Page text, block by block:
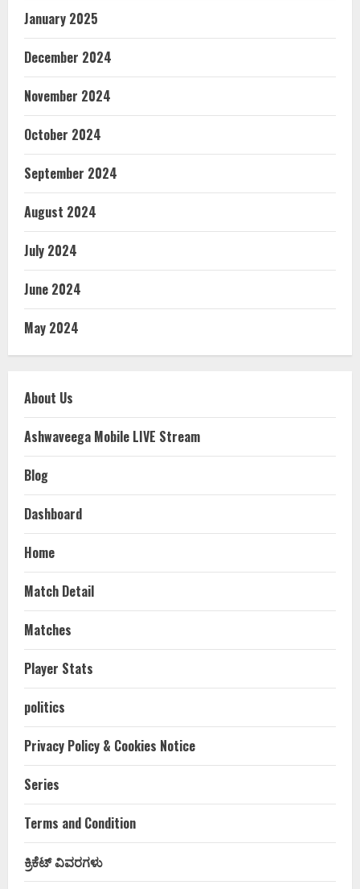
January 2025
December 2024
November 2024
October 2024
September 2024
August 2024
July 2024
June 2024
May 2024
About Us
Ashwaveega Mobile LIVE Stream
Blog
Dashboard
Home
Match Detail
Matches
Player Stats
politics
Privacy Policy & Cookies Notice
Series
Terms and Condition
ಕ್ರಿಕೆಟ್ ವಿವರಗಳು